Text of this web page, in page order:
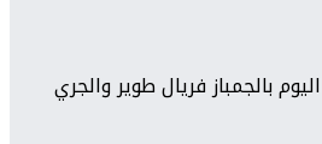
بالجمباز فريال طوير والجري